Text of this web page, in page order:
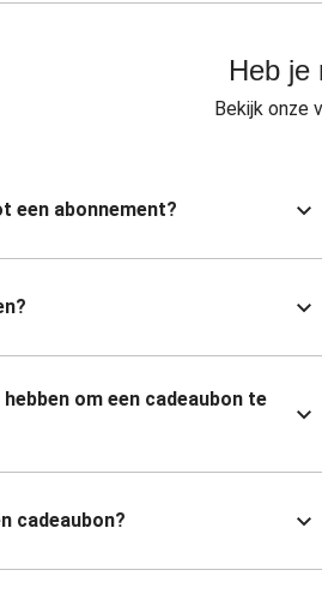
Heb je
Bekijk onze
een abonnement?
om een cadeaubon te
cadeaubon?